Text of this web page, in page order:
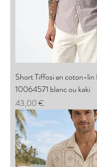
Short Tiffosi en coton-lin
10064571 blanc ou kaki
Prix
43,00 €